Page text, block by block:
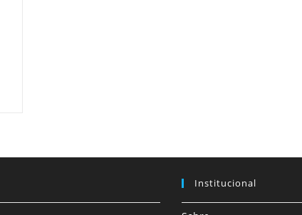
Institucional